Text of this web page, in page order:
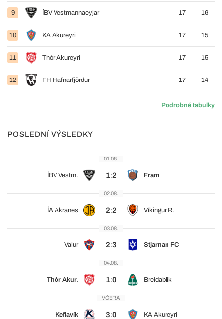
9 ÍBV Vestmannaeyjar 17 16
10 KA Akureyri 17 15
11 Thór Akureyri 17 15
12 FH Hafnarfjördur 17 14
Podrobné tabulky
POSLEDNÍ VÝSLEDKY
01.08.
ÍBV Vestm. 1:2 Fram
02.08.
ÍA Akranes 2:2 Víkingur R.
03.08.
Valur 2:3 Stjarnan FC
04.08.
Thór Akur. 1:0 Breidablik
VČERA
Keflavík 3:0 KA Akureyri